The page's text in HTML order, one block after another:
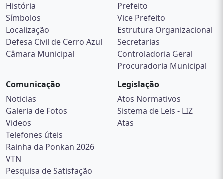
História
Símbolos
Localização
Defesa Civil de Cerro Azul
Câmara Municipal
Prefeito
Vice Prefeito
Estrutura Organizacional
Secretarias
Controladoria Geral
Procuradoria Municipal
Comunicação
Noticias
Galeria de Fotos
Videos
Telefones úteis
Rainha da Ponkan 2026
VTN
Pesquisa de Satisfação
Legislação
Atos Normativos
Sistema de Leis - LIZ
Atas